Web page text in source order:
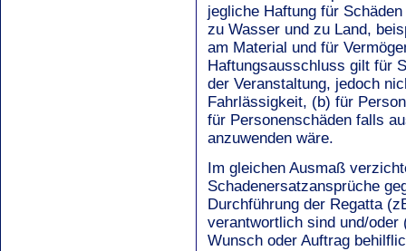
jegliche Haftung für
zu Wasser und zu Land,
am Material und für
Haftungsausschluss gilt für
der Veranstaltung, jedoch
Fahrlässigkeit, (b) für
für Personenschäden falls
anzuwenden wäre.
Im gleichen Ausmaß
Schadenersatzansprüche
Durchführung der Regatta
verantwortlich sind und/
Wunsch oder Auftrag